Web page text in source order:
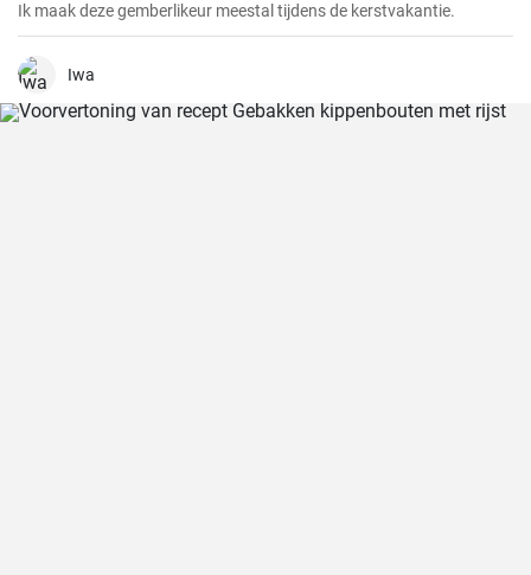
Ik maak deze gemberlikeur meestal tijdens de kerstvakantie.
Iwa